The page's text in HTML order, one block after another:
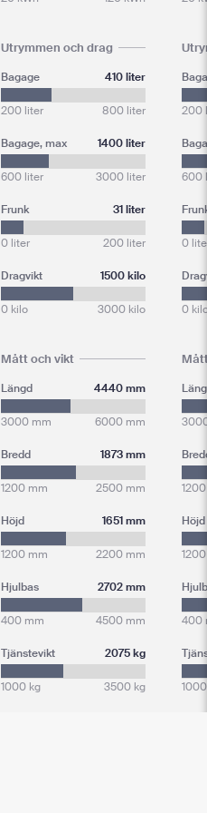
Utrymmen och drag
Bagage 410 liter
200 liter 800 liter
Bagage, max 1400 liter
600 liter 3000 liter
Frunk 31 liter
0 liter 200 liter
Dragvikt 1500 kilo
0 kilo 3000 kilo
Mått och vikt
Längd 4440 mm
3000 mm 6000 mm
Bredd 1873 mm
1200 mm 2500 mm
Höjd 1651 mm
1200 mm 2200 mm
Hjulbas 2702 mm
400 mm 4500 mm
Tjänstevikt 2075 kg
1000 kg 3500 kg
200
600
0
0
Höjd
400